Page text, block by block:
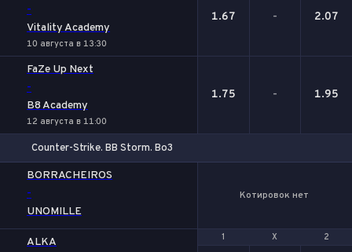
-
Vitality Academy
10 августа в 13:30
1.67 - 2.07
FaZe Up Next
-
B8 Academy
12 августа в 11:00
1.75 - 1.95
Counter-Strike. BB Storm. Bo3
BORRACHEIROS
-
UNOMILLE
Котировок нет
1 Х 2
ALKA 1 Х 2